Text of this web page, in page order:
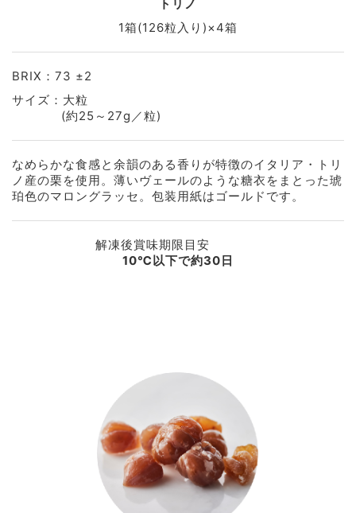
トリノ
1箱(126粒入り)×4箱
BRIX：73 ±2
サイズ：大粒
(約25～27g／粒)
なめらかな食感と余韻のある香りが特徴のイタリア・トリ
ノ産の栗を使用。薄いヴェールのような糖衣をまとった琥
珀色のマロングラッセ。包装用紙はゴールドです。
解凍後賞味期限目安
10℃以下で約30日